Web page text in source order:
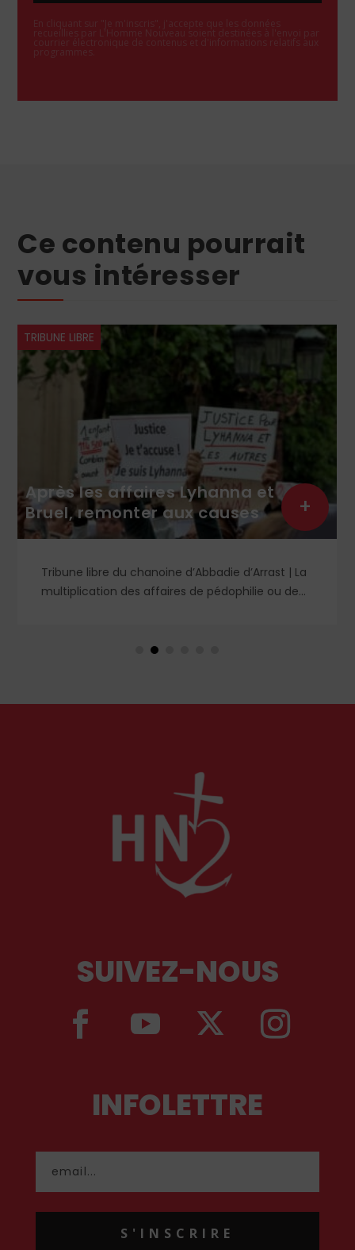
En cliquant sur "Je m'inscris", j'accepte que les données
recueillies par L'Homme Nouveau soient destinées à l'envoi par
courrier électronique de contenus et d'informations relatifs aux
programmes.
Ce contenu pourrait
vous intéresser
et
d’Arrast | La
ou de
pour fustiger
+
ÉGLISE
Roberto de Mattei : Au
des sacres de la
Saint-Pie X
Tribune libre de Roberto de
nous penser et que devons-
SUIVEZ-NOUS
INFOLETTRE
S'INSCRIRE